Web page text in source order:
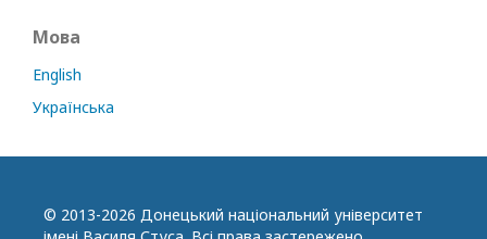
Мова
English
Українська
© 2013-2026 Донецький національний університет